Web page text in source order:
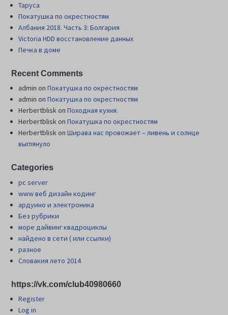
Таруса
Покатушка по окрестностям
Албания 2018. Часть 3: Болгария
Victoria HDD восстановление данных
Печка в доме
Recent Comments
admin onПокатушка по окрестностям
admin onПокатушка по окрестностям
HerbertbliskonПоходная кухня.
HerbertbliskonПокатушка по окрестностям
HerbertbliskonШиpава нас провожает – ливень и солнце
выглянуло
Categories
pc server
www веб дизайн кодинг
ардуино и электроника
Без рубрики
море дайвинг квадроциклы
найдено в сети ( или ссылки)
разное
Словакия лето 2014
https://vk.com/club40980660
Register
Log in